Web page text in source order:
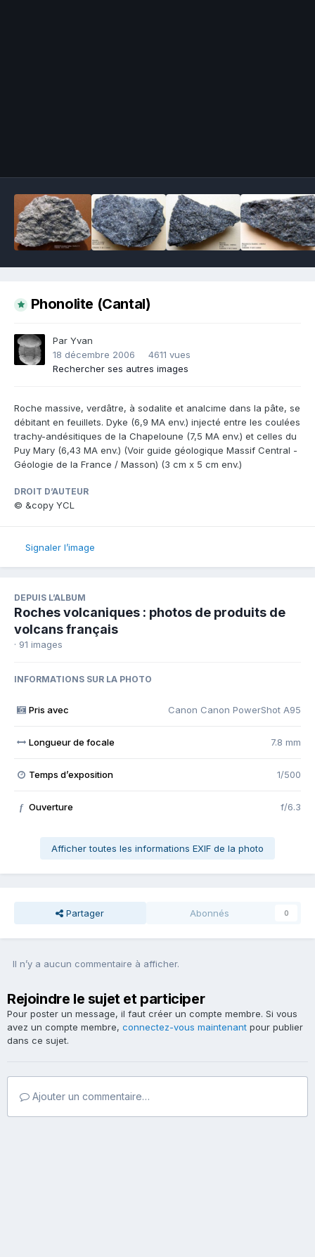
Phonolite (Cantal)
Par Yvan
18 décembre 2006
4611 vues
Rechercher ses autres images
Roche massive, verdâtre, à sodalite et analcime dans la pâte, se
débitant en feuillets. Dyke (6,9 MA env.) injecté entre les coulées
trachy-andésitiques de la Chapeloune (7,5 MA env.) et celles du
Puy Mary (6,43 MA env.) (Voir guide géologique Massif Central -
Géologie de la France / Masson) (3 cm x 5 cm env.)
DROIT D’AUTEUR
© &copy YCL
Signaler l’image
DEPUIS L’ALBUM
Roches volcaniques : photos de produits de
volcans français
· 91 images
INFORMATIONS SUR LA PHOTO
Pris avec Canon Canon PowerShot A95
Longueur de focale 7.8 mm
Temps d’exposition 1/500
f Ouverture f/6.3
Afficher toutes les informations EXIF de la photo
Partager Abonnés 0
Il n’y a aucun commentaire à afficher.
Rejoindre le sujet et participer
Pour poster un message, il faut créer un compte membre. Si vous
avez un compte membre, connectez-vous maintenant pour publier
dans ce sujet.
Ajouter un commentaire…